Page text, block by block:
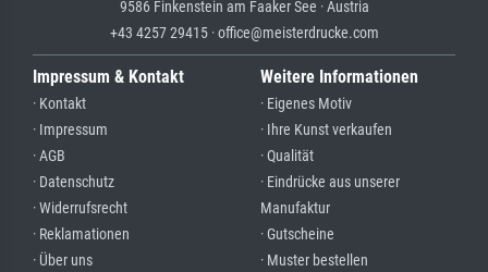
9586 Finkenstein am Faaker See · Austria
+43 4257 29415 · office@meisterdrucke.com
Impressum & Kontakt
· Kontakt
· Impressum
· AGB
· Datenschutz
· Widerrufsrecht
· Reklamationen
· Über uns
Weitere Informationen
· Eigenes Motiv
· Ihre Kunst verkaufen
· Qualität
· Eindrücke aus unserer
Manufaktur
· Gutscheine
· Muster bestellen